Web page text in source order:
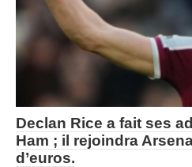
Declan Rice a fait ses
Ham ; il rejoindra
d’euros.